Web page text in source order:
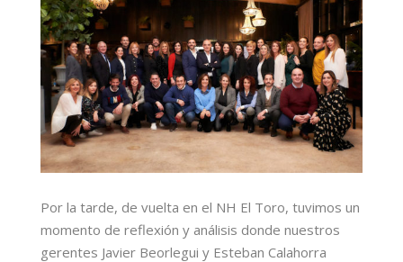
Por la tarde, de vuelta en el NH El Toro, tuvimos un
momento de reflexión y análisis donde nuestros
gerentes Javier Beorlegui y Esteban Calahorra